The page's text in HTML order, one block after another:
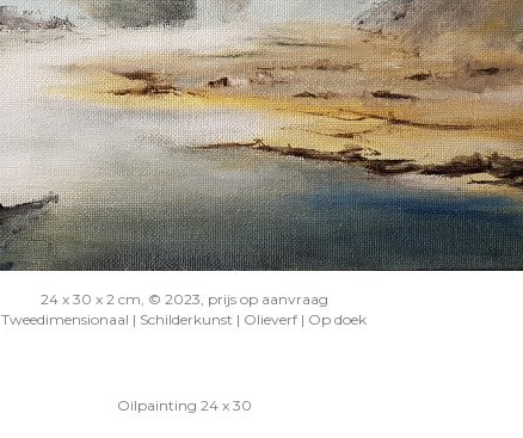
24 x 30 x 2 cm, © 2023, prijs op aanvraag
Tweedimensionaal | Schilderkunst | Olieverf | Op doek
Oilpainting 24 x 30